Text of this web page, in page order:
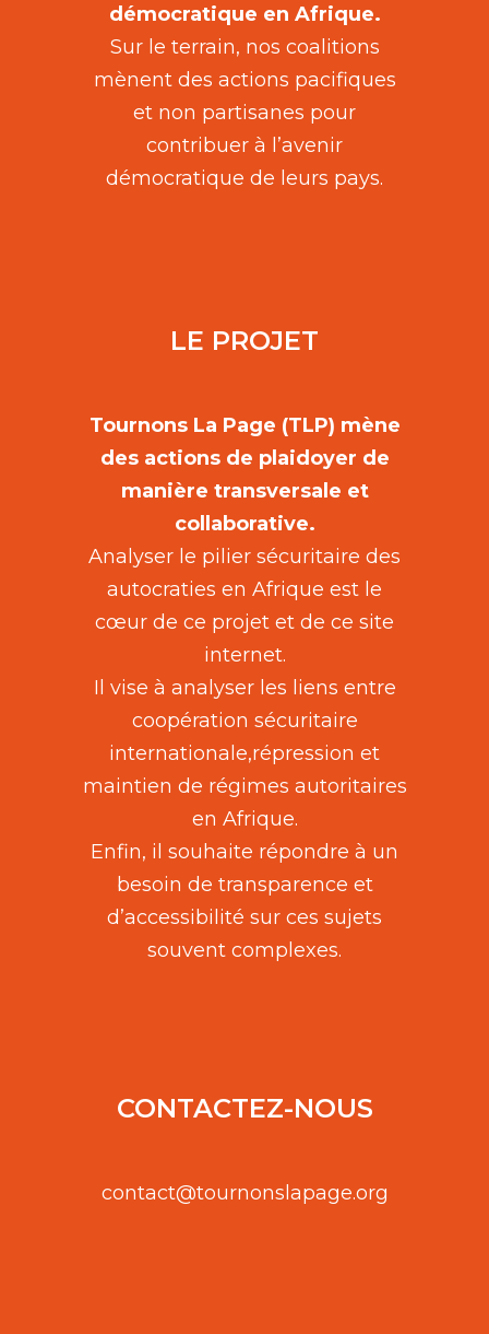
démocratique en Afrique.
Sur le terrain, nos coalitions
mènent des actions pacifiques
et non partisanes pour
contribuer à l’avenir
démocratique de leurs pays.
LE PROJET
Tournons La Page (TLP) mène
des actions de plaidoyer de
manière transversale et
collaborative.
Analyser le pilier sécuritaire des
autocraties en Afrique est le
cœur de ce projet et de ce site
internet.
Il vise à analyser les liens entre
coopération sécuritaire
internationale,répression et
maintien de régimes autoritaires
en Afrique.
Enfin, il souhaite répondre à un
besoin de transparence et
d’accessibilité sur ces sujets
souvent complexes.
CONTACTEZ-NOUS
contact@tournonslapage.org